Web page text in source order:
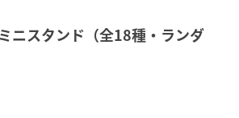
ニスタンド（全18種・ランダ